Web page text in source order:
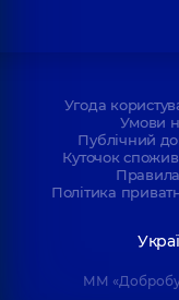
Угода
Умови
Публічний
Куточок
Політика
ММ